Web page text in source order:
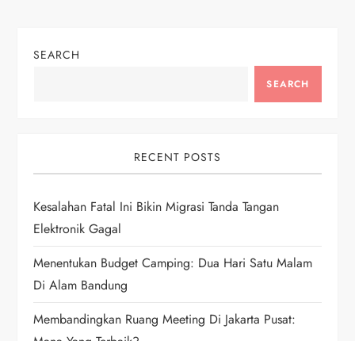
n
i
g
a
t
i
SEARCH
SEARCH
RECENT POSTS
Kesalahan Fatal Ini Bikin Migrasi Tanda Tangan
Elektronik Gagal
Menentukan Budget Camping: Dua Hari Satu Malam
Di Alam Bandung
Membandingkan Ruang Meeting Di Jakarta Pusat: